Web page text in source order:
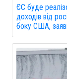
ЄС буде
доходів від
боку США,